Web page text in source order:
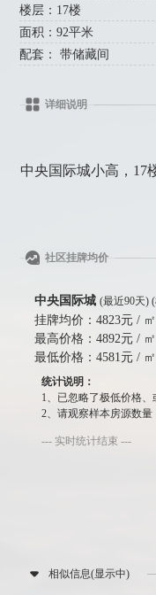
楼层：17楼
面积：92平米
配套： 带储藏间
详细说明
中央国际城小高，17
社区挂牌均价
中央国际城 (最近90天)
挂牌均价：4823元 / ㎡
最高价格：4892元 / ㎡
最低价格：4581元 / ㎡
统计说明：
1、已忽略了极低价格
2、请观察样本房源数量
--- 实时统计结束 ---
相似信息(显示中)